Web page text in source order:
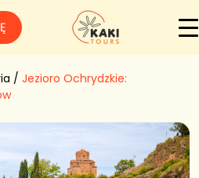
/ Jezioro Ochrydzkie: